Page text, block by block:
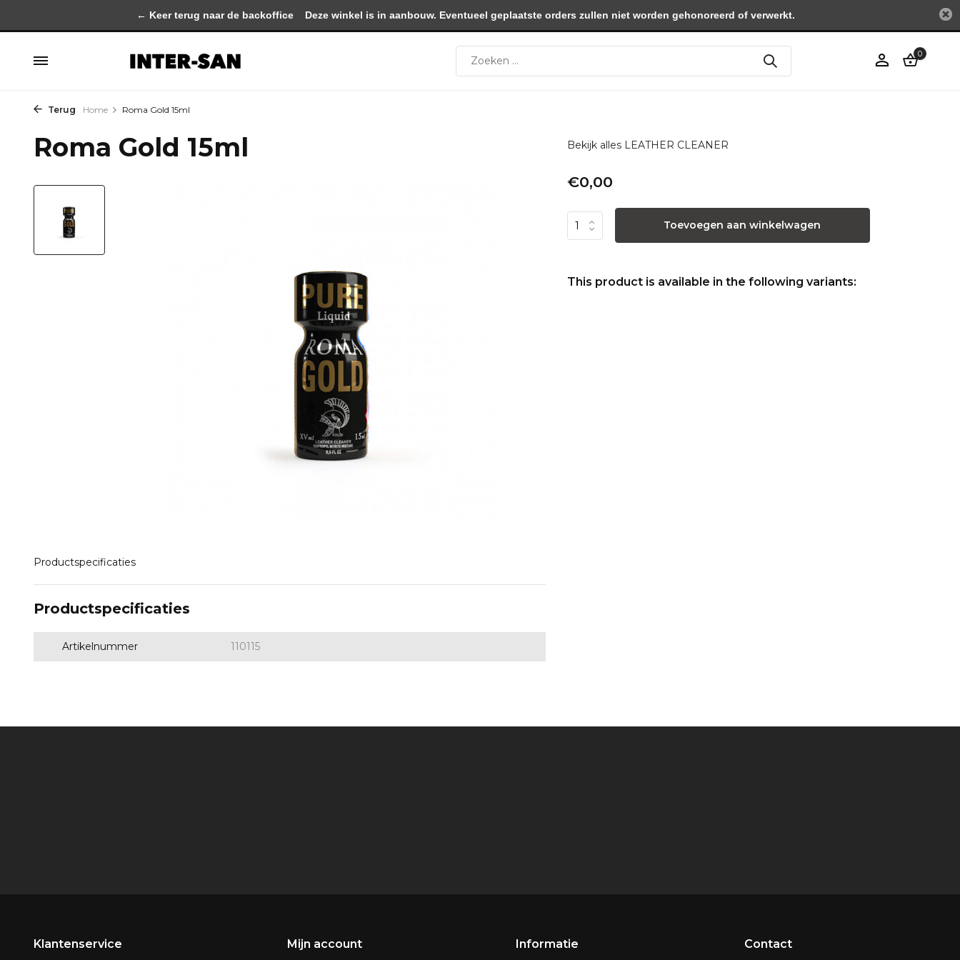
0
Terug Home Roma Gold 15ml
Roma Gold 15ml
Productspecificaties
Productspecificaties
Artikelnummer 110115
Bekijk alles LEATHER CLEANER
€0,00
Toevoegen aan winkelwagen
This product is available in the following variants:
Klantenservice Mijn account Informatie Contact
← Keer terug naar de backoffice Deze winkel is in aanbouw. Eventueel geplaatste orders zullen niet worden gehonoreerd of verwerkt.